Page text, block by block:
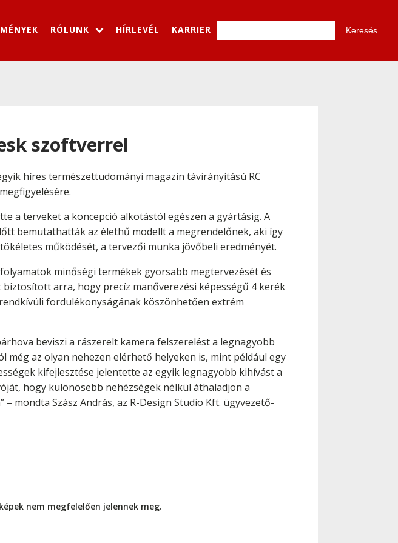
RÓLUNK HÍRLEVÉL KARRIER
szoftverrel
híres természettudományi magazin távirányítású RC
a terveket a koncepció alkotástól egészen a gyártásig. A
bemutathatták az élethű modellt a megrendelőnek, aki így
működését, a tervezői munka jövőbeli eredményét.
minőségi termékek gyorsabb megtervezését és
arra, hogy precíz manőverezési képességű 4 kerék
fordulékonyságának köszönhetően extrém
beviszi a rászerelt kamera felszerelést a legnagyobb
az olyan nehezen elérhető helyeken is, mint például egy
kifejlesztése jelentette az egyik legnagyobb kihívást a
hogy különösebb nehézségek nélkül áthaladjon a
mondta Szász András, az R-Design Studio Kft. ügyvezető-
nem megfelelően jelennek meg.